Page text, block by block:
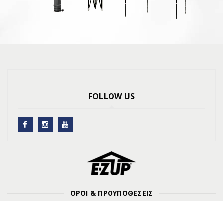
FOLLOW US
ΟΡΟΙ & ΠΡΟΥΠΟΘΕΣΕΙΣ